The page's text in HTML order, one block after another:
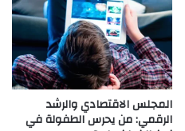
المجلس الاقتصادي والرشد
الرقمي: من يحرس الطفولة في